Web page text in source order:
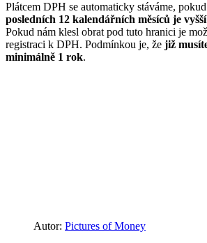
Plátcem DPH se automaticky stáváme,
posledních 12 kalendářních měsíců je
Pokud nám klesl obrat pod tuto hranici je
registraci k DPH. Podmínkou je, že již
minimálně 1 rok.
Autor: Pictures of Money